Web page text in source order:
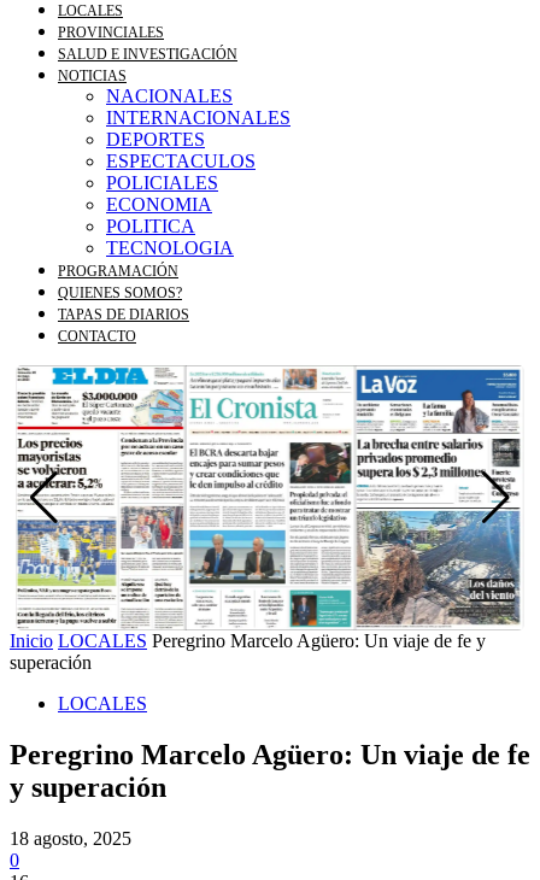
LOCALES
PROVINCIALES
SALUD E INVESTIGACIÓN
NOTICIAS
NACIONALES
INTERNACIONALES
DEPORTES
ESPECTACULOS
POLICIALES
ECONOMIA
POLITICA
TECNOLOGIA
PROGRAMACIÓN
QUIENES SOMOS?
TAPAS DE DIARIOS
CONTACTO
Inicio LOCALES Peregrino Marcelo Agüero: Un viaje de fe y
superación
LOCALES
Peregrino Marcelo Agüero: Un viaje de fe
y superación
18 agosto, 2025
0